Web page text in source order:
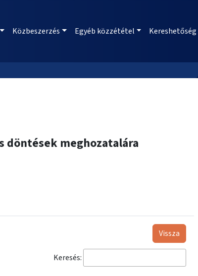
Közbeszerzés Egyéb közzététel Kereshetőség
döntések meghozatalára
Vissza
Keresés: